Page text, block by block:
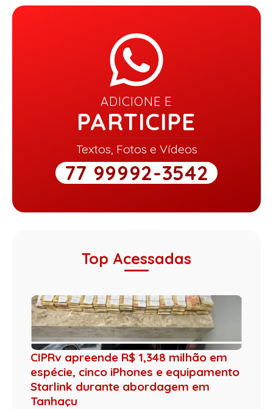
ADICIONE E
PARTICIPE
Textos, Fotos e Vídeos
77 99992-3542
Top Acessadas
CIPRv apreende R$ 1,348 milhão em
espécie, cinco iPhones e equipamento
Starlink durante abordagem em
Tanhaçu